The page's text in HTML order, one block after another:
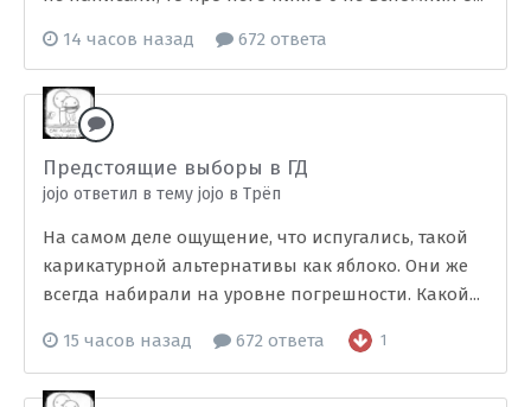
14 часов назад 672 ответа
Предстоящие выборы в ГД
jojo ответил в тему jojo в Трёп
На самом деле ощущение, что испугались, такой
карикатурной альтернативы как яблоко. Они же
всегда набирали на уровне погрешности. Какой...
15 часов назад 672 ответа 1